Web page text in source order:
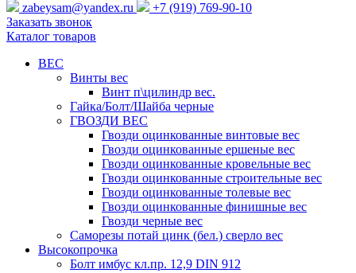
zabeysam@yandex.ru
+7 (919) 769-90-10
Заказать звонок
Каталог товаров
ВЕС
Винты вес
Винт п\цилиндр вес.
Гайка/Болт/Шайба черные
ГВОЗДИ ВЕС
Гвозди оцинкованные винтовые вес
Гвозди оцинкованные ершеные вес
Гвозди оцинкованные кровельные вес
Гвозди оцинкованные строительные вес
Гвозди оцинкованные толевые вес
Гвозди оцинкованные финишные вес
Гвозди черные вес
Саморезы потай цинк (бел.) сверло вес
Высокопрочка
Болт имбус кл.пр. 12,9 DIN 912